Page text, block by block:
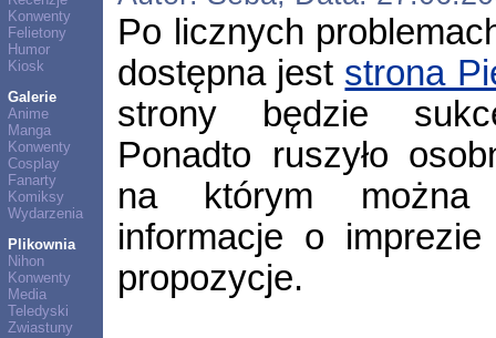
Konwenty
Felietony
Humor
Kiosk
Galerie
Anime
Manga
Konwenty
Cosplay
Fanarty
Komiksy
Wydarzenia
Plikownia
Nihon
Konwenty
Media
Teledyski
Zwiastuny
Po licznych
dostępna jest strona
strony będzie
Ponadto ruszyło
na którym można
informacje o imprezie
propozycje.